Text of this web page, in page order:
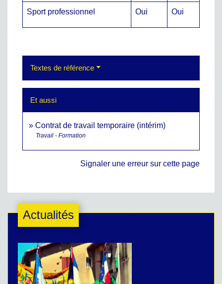
Sport professionnel Oui Oui
Textes de référence
Et aussi
Contrat de travail temporaire (intérim)
Travail - Formation
Signaler une erreur sur cette page
Actualités